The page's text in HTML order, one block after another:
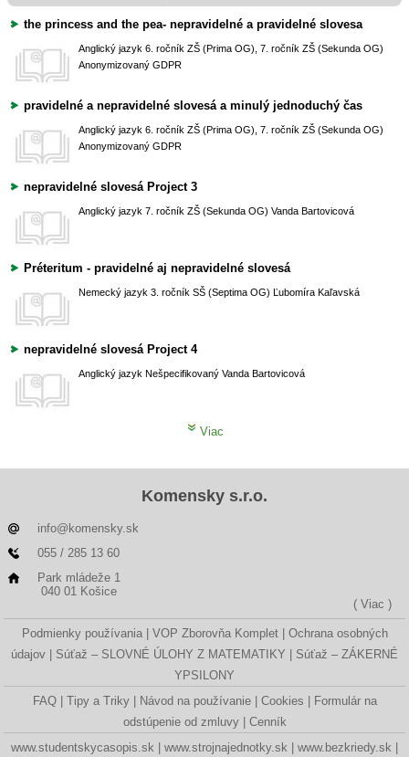
the princess and the pea- nepravidelné a pravidelné slovesa
Anglický jazyk 6. ročník ZŠ (Prima OG), 7. ročník ZŠ (Sekunda OG)
Anonymizovaný GDPR
pravidelné a nepravidelné slovesá a minulý jednoduchý čas
Anglický jazyk 6. ročník ZŠ (Prima OG), 7. ročník ZŠ (Sekunda OG)
Anonymizovaný GDPR
nepravidelné slovesá Project 3
Anglický jazyk 7. ročník ZŠ (Sekunda OG) Vanda Bartovicová
Préteritum - pravidelné aj nepravidelné slovesá
Nemecký jazyk 3. ročník SŠ (Septima OG) Ľubomíra Kaľavská
nepravidelné slovesá Project 4
Anglický jazyk Nešpecifikovaný Vanda Bartovicová
Viac
Komensky s.r.o.
info@komensky.sk
055 / 285 13 60
Park mládeže 1
040 01 Košice
( Viac )
Podmienky používania VOP Zborovňa Komplet
Ochrana osobných
údajov
Súťaž – SLOVNÉ ÚLOHY Z MATEMATIKY
Súťaž – ZÁKERNÉ
YPSILONY
FAQ
Tipy a Triky Návod na používanie Cookies
Formulár na
odstúpenie od zmluvy
Cenník
www.studentskycasopis.sk
www.strojnajednotky.sk www.bezkriedy.sk